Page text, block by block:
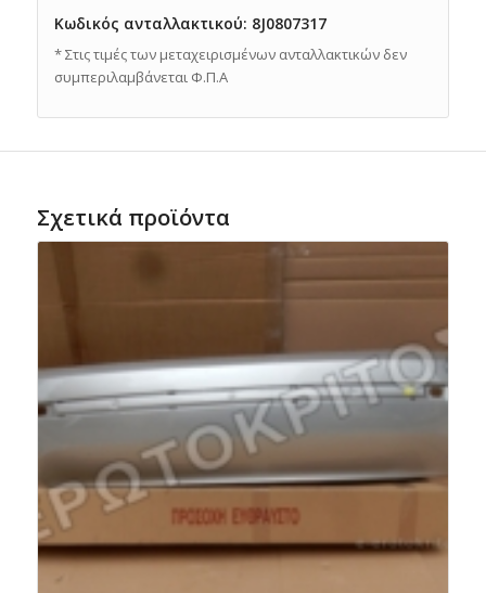
Κωδικός ανταλλακτικού: 8J0807317
* Στις τιμές των μεταχειρισμένων ανταλλακτικών δεν
συμπεριλαμβάνεται Φ.Π.Α
Σχετικά προϊόντα